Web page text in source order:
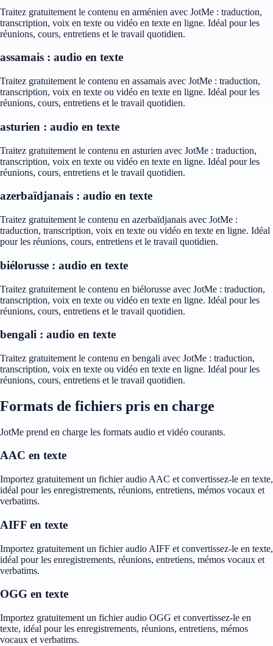
Traitez gratuitement le contenu en arménien avec JotMe : traduction,
transcription, voix en texte ou vidéo en texte en ligne. Idéal pour les
réunions, cours, entretiens et le travail quotidien.
assamais : audio en texte
Traitez gratuitement le contenu en assamais avec JotMe : traduction,
transcription, voix en texte ou vidéo en texte en ligne. Idéal pour les
réunions, cours, entretiens et le travail quotidien.
asturien : audio en texte
Traitez gratuitement le contenu en asturien avec JotMe : traduction,
transcription, voix en texte ou vidéo en texte en ligne. Idéal pour les
réunions, cours, entretiens et le travail quotidien.
azerbaïdjanais : audio en texte
Traitez gratuitement le contenu en azerbaïdjanais avec JotMe :
traduction, transcription, voix en texte ou vidéo en texte en ligne. Idéal
pour les réunions, cours, entretiens et le travail quotidien.
biélorusse : audio en texte
Traitez gratuitement le contenu en biélorusse avec JotMe : traduction,
transcription, voix en texte ou vidéo en texte en ligne. Idéal pour les
réunions, cours, entretiens et le travail quotidien.
bengali : audio en texte
Traitez gratuitement le contenu en bengali avec JotMe : traduction,
transcription, voix en texte ou vidéo en texte en ligne. Idéal pour les
réunions, cours, entretiens et le travail quotidien.
Formats de fichiers pris en charge
JotMe prend en charge les formats audio et vidéo courants.
AAC en texte
Importez gratuitement un fichier audio AAC et convertissez-le en texte,
idéal pour les enregistrements, réunions, entretiens, mémos vocaux et
verbatims.
AIFF en texte
Importez gratuitement un fichier audio AIFF et convertissez-le en texte,
idéal pour les enregistrements, réunions, entretiens, mémos vocaux et
verbatims.
OGG en texte
Importez gratuitement un fichier audio OGG et convertissez-le en
texte, idéal pour les enregistrements, réunions, entretiens, mémos
vocaux et verbatims.